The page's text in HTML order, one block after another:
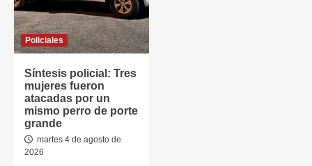
Policiales
Síntesis policial: Tres
mujeres fueron
atacadas por un
mismo perro de porte
grande
martes 4 de agosto de
2026